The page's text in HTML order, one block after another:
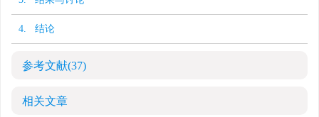
4. 结论
参考文献(37)
相关文章